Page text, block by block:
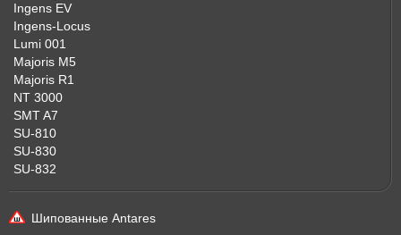
Ingens EV
Ingens-Locus
Lumi 001
Majoris M5
Majoris R1
NT 3000
SMT A7
SU-810
SU-830
SU-832
Шипованные Antares